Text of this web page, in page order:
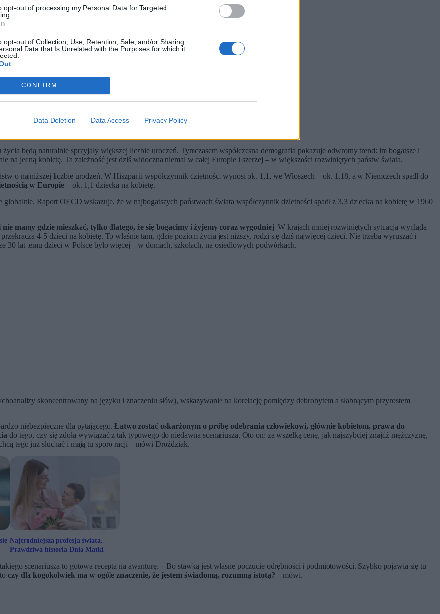
opt-out of processing my Personal Data for Targeted
opt-out of Collection, Use, Retention, Sale, and/or Sharing
Data that Is Unrelated with the Purposes for which it
CONFIRM
Data Deletion Data Access Privacy Policy
będą naturalnie sprzyjały większej liczbie urodzeń. Tymczasem współczesna demografia pokazuje odwrotny trend: im bogatsze i
na jedną kobietę. Ta zależność jest dziś widoczna niemal w całej Europie i szerzej – w większości rozwiniętych państw świata.
o najniższej liczbie urodzeń. W Hiszpanii współczynnik dzietności wynosi ok. 1,1, we Włoszech – ok. 1,18, a w Niemczech spadł do
w Europie – ok. 1,1 dziecka na kobietę.
Raport OECD wskazuje, że w najbogatszych państwach świata współczynnik dzietności spadł z 3,3 dziecka na kobietę w 1960
mamy gdzie mieszkać, tylko dlatego, że się bogacimy i żyjemy coraz wygodniej. W krajach mniej rozwiniętych sytuacja wygląda
4-5 dzieci na kobietę. To właśnie tam, gdzie poziom życia jest niższy, rodzi się dziś najwięcej dzieci. Nie trzeba wyruszać i
30 lat temu dzieci w Polsce było więcej – w domach, szkołach, na osiedlowych podwórkach.
skoncentrowany na języku i znaczeniu słów), wskazywanie na korelację pomiędzy dobrobytem a słabnącym przyrostem
niebezpieczne dla pytającego. Łatwo zostać oskarżonym o próbę odebrania człowiekowi, głównie kobietom, prawa do
do tego, czy się zdoła wywiązać z tak typowego do niedawna scenariusza. Oto on: za wszelką cenę, jak najszybciej znajdź mężczyznę,
tego już słuchać i mają tu sporo racji – mówi Droździak.
Najtrudniejsza profesja świata.
Prawdziwa historia Dnia Matki
scenariusza to gotowa recepta na awanturę. – Bo stawką jest własne poczucie odrębności i podmiotowości. Szybko pojawia się tu
czy dla kogokolwiek ma w ogóle znaczenie, że jestem świadomą, rozumną istotą? – mówi.